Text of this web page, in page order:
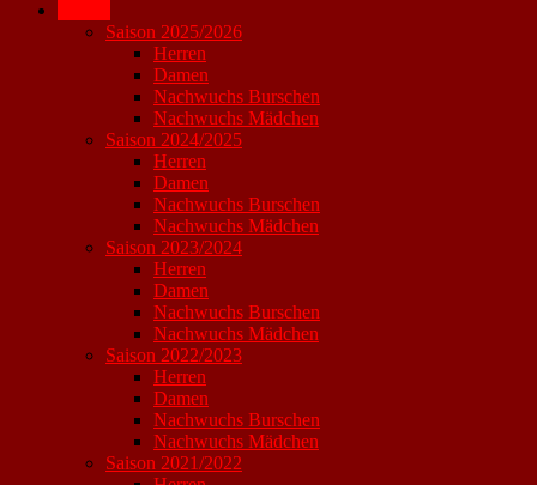
Saison 2025/2026
Herren
Damen
Nachwuchs Burschen
Nachwuchs Mädchen
Saison 2024/2025
Herren
Damen
Nachwuchs Burschen
Nachwuchs Mädchen
Saison 2023/2024
Herren
Damen
Nachwuchs Burschen
Nachwuchs Mädchen
Saison 2022/2023
Herren
Damen
Nachwuchs Burschen
Nachwuchs Mädchen
Saison 2021/2022